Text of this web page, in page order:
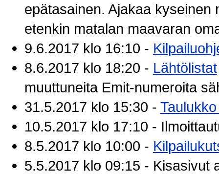
epätasainen. Ajakaa
etenkin matalan maavaran
9.6.2017 klo 16:10 -
8.6.2017 klo 18:20 - Lähtölistat
muuttuneita Emit-numeroita
31.5.2017 klo 15:30 -
10.5.2017 klo 17:10 -
8.5.2017 klo 10:00 -
5.5.2017 klo 09:15 - Kisasivut